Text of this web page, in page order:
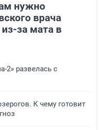
нужно
врача
за мата в
2» развелась с
К чему готовит